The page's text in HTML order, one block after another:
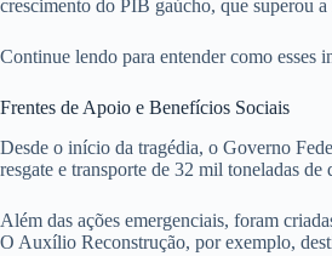
crescimento do PIB gaúcho, que superou
Continue lendo para entender como esses
Frentes de Apoio e Benefícios Sociais
Desde o início da tragédia, o Governo
resgate e transporte de 32 mil toneladas de
Além das ações emergenciais, foram
O Auxílio Reconstrução, por exemplo,